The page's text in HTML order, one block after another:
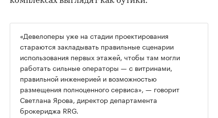
00:00
«Девелоперы уже на стадии проектирования
стараются закладывать правильные сценарии
использования первых этажей, чтобы там могли
работать сильные операторы — с витринами,
правильной инженерией и возможностью
размещения полноценного сервиса», — говорит
Светлана Ярова, директор департамента
брокериджа RRG.